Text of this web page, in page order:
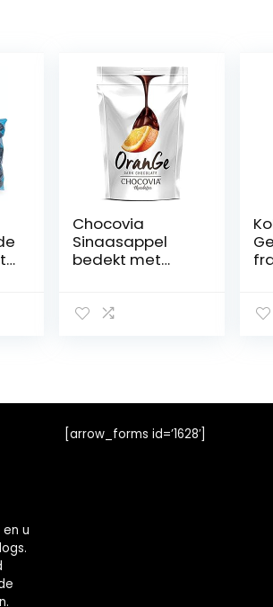
Chocovia
Sinaasappel
bedekt met
u
[arrow_forms id=’1628′]